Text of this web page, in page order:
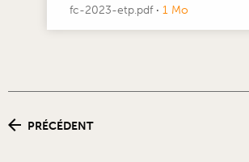
fc-2023-etp.pdf· 1 Mo
PRÉCÉDENT